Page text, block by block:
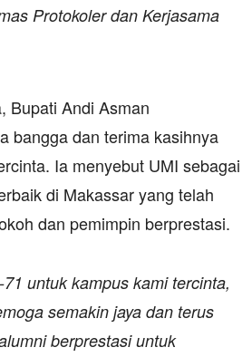
Protokoler dan Kerjasama
Bupati Andi Asman
bangga dan terima kasihnya
Ia menyebut UMI sebagai
di Makassar yang telah
dan pemimpin berprestasi.
71 untuk kampus kami tercinta,
semakin jaya dan terus
berprestasi untuk